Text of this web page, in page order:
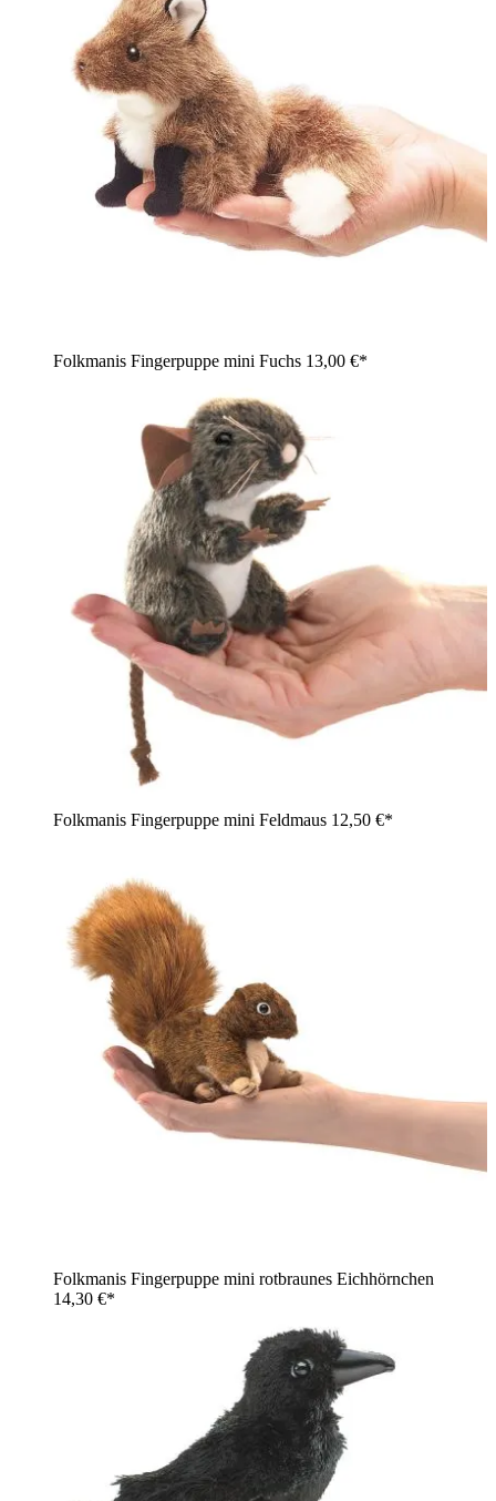
Folkmanis Fingerpuppe mini Fuchs 13,00 €*
Folkmanis Fingerpuppe mini Feldmaus 12,50 €*
Folkmanis Fingerpuppe mini rotbraunes Eichhörnchen
14,30 €*